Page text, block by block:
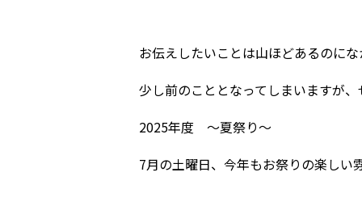
お伝えしたいことは山ほどあるのに
少し前のこととなってしまいますが
2025年度 ～夏祭り～
7月の土曜日、今年もお祭りの楽し